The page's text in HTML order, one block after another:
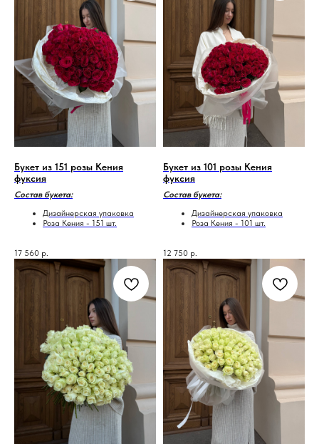
Букет из 151 розы Кения
фуксия
Состав букета:
Дизайнерская упаковка
Роза Кения - 151 шт.
17 560 р.
Букет из 101 розы Кения
фуксия
Состав букета:
Дизайнерская упаковка
Роза Кения - 101 шт.
12 750 р.